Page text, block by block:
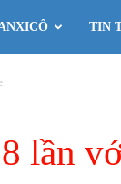
TIN
lần